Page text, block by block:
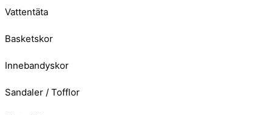
Vattentäta
Basketskor
Innebandyskor
Sandaler / Tofflor